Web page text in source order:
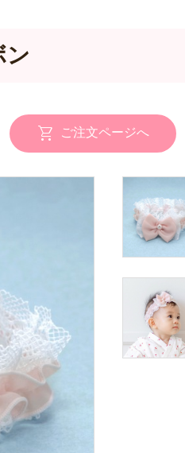
ン
ご注文ページへ